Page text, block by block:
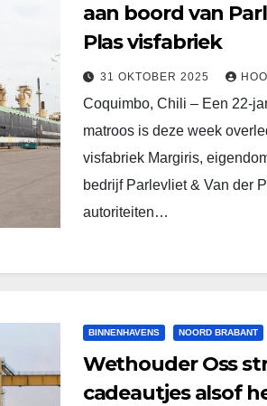
aan boord van
Plas visfabriek
31 OKTOBER 2025
Coquimbo, Chili – Een 22-
matroos is deze week
visfabriek Margiris,
bedrijf Parlevliet & Van der
autoriteiten…
BINNENHAVENS NOORD BRABANT
Wethouder Oss
cadeautjes alsof